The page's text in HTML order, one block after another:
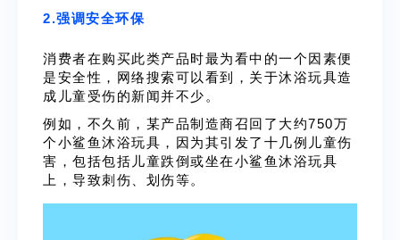
2.强调安全环保
消费者在购买此类产品时最为看中的一个因素便
是安全性，网络搜索可以看到，关于沐浴玩具造
成儿童受伤的新闻并不少。
例如，不久前，某产品制造商召回了大约750万
个小鲨鱼沐浴玩具，因为其引发了十几例儿童伤
害，包括包括儿童跌倒或坐在小鲨鱼沐浴玩具
上，导致刺伤、划伤等。